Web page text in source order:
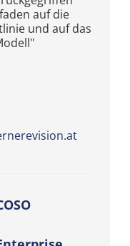
auf die
und auf das